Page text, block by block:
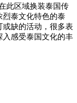
此区域换装泰国传
烈泰文化特色的泰
缺的活动，很多表
入感受泰国文化的丰